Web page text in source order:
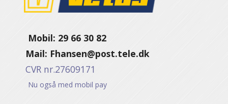
Mobil: 29 66 30 82
Mail: Fhansen@post.tele.dk
CVR nr.27609171
Nu også med mobil pay